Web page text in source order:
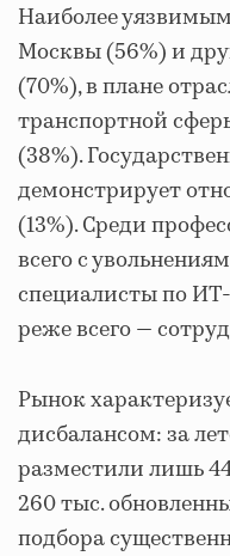
Наиболее
Москвы (56%) и
(70%), в плане
транспортной
(38%).
демонстрирует
(13%). Среди
всего с
специалисты по
реже всего —
Рынок
дисбалансом: за
разместили лишь
260 тыс.
подбора